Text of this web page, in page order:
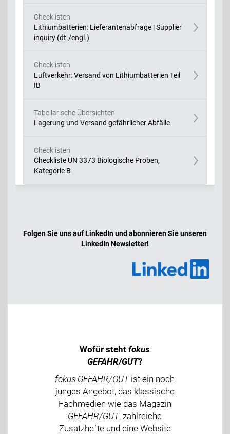
Checklisten
Lithiumbatterien: Lieferantenabfrage | Supplier
inquiry (dt./engl.)
Checklisten
Luftverkehr: Versand von Lithiumbatterien Teil
IB
Tabellarische Übersichten
Lagerung und Versand gefährlicher Abfälle
Checklisten
Checkliste UN 3373 Biologische Proben,
Kategorie B
Folgen Sie uns auf LinkedIn und abonnieren Sie unseren
LinkedIn Newsletter!
Wofür stehtfokus
GEFAHR/GUT?
fokus GEFAHR/GUTist ein noch
junges Angebot, das klassische
Fachmedien wie das Magazin
GEFAHR/GUT, zahlreiche
Zusatzhefte und eine Website